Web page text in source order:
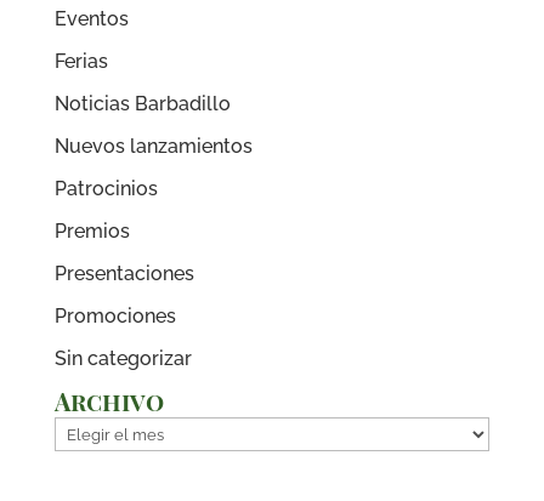
Eventos
Ferias
Noticias Barbadillo
Nuevos lanzamientos
Patrocinios
Premios
Presentaciones
Promociones
Sin categorizar
Archivo
Archivo